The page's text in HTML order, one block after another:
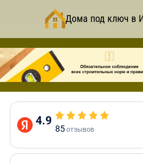
Дома под ключ в
4.9
85отзывов